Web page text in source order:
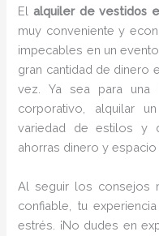
Elalquiler de vestidos
muy conveniente y
impecables en un
gran cantidad de dinero
vez. Ya sea para
corporativo, alquilar
variedad de estilos y
ahorras dinero y
Al seguir los consejos
confiable, tu
estrés. ¡No dudes en